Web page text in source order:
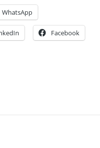
WhatsApp
Facebook